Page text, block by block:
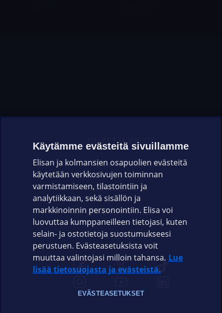
OHJEET JA VINKIT
OMAYHTEISÖ
VIANSELVITYS
ASIAKASPALVELU
ELISA.FI
Käytämme evästeitä sivuillamme
Elisan ja kolmansien osapuolien evästeitä
käytetään verkkosivujen toiminnan
varmistamiseen, tilastointiin ja
analytiikkaan, sekä sisällön ja
markkinoinnin personointiin. Elisa voi
luovuttaa kumppaneilleen tietojasi, kuten
selain- ja ostotietoja suostumukseesi
perustuen. Evästeasetuksista voit
muuttaa valintojasi milloin tahansa. Lue
lisää tietosuojasta ja evästeistä.
EVÄSTEASETUKSET